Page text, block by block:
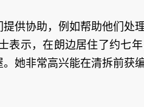
供协助，例如帮助他们处
表示，在朗边居住了约七
她非常高兴能在清拆前获